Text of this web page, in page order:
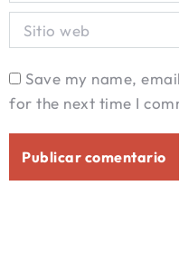
Sitio web
Save my name,
for the next time I
Publicar comentario